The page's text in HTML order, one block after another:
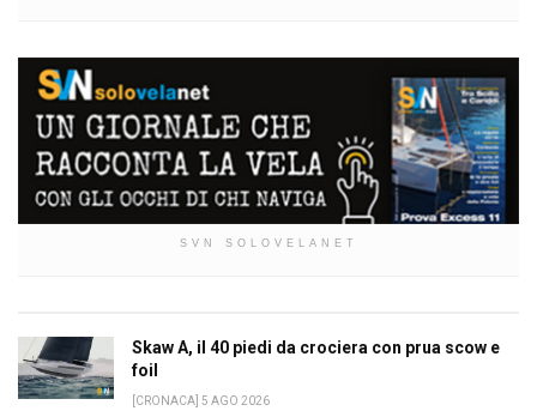
SVN SOLOVELANET
Skaw A, il 40 piedi da crociera con prua scow e
foil
[CRONACA] 5 AGO 2026